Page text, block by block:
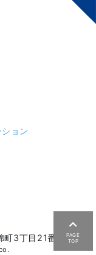
PAGE
TOP
ョン
3丁目21番地